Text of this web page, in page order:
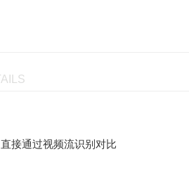
接通过视频流识别对比